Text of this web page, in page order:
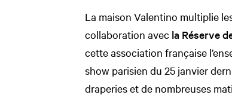
La maison Valentino multiplie
collaboration avec la Réserve
cette association française
show parisien du 25 janvier
draperies et de nombreuses